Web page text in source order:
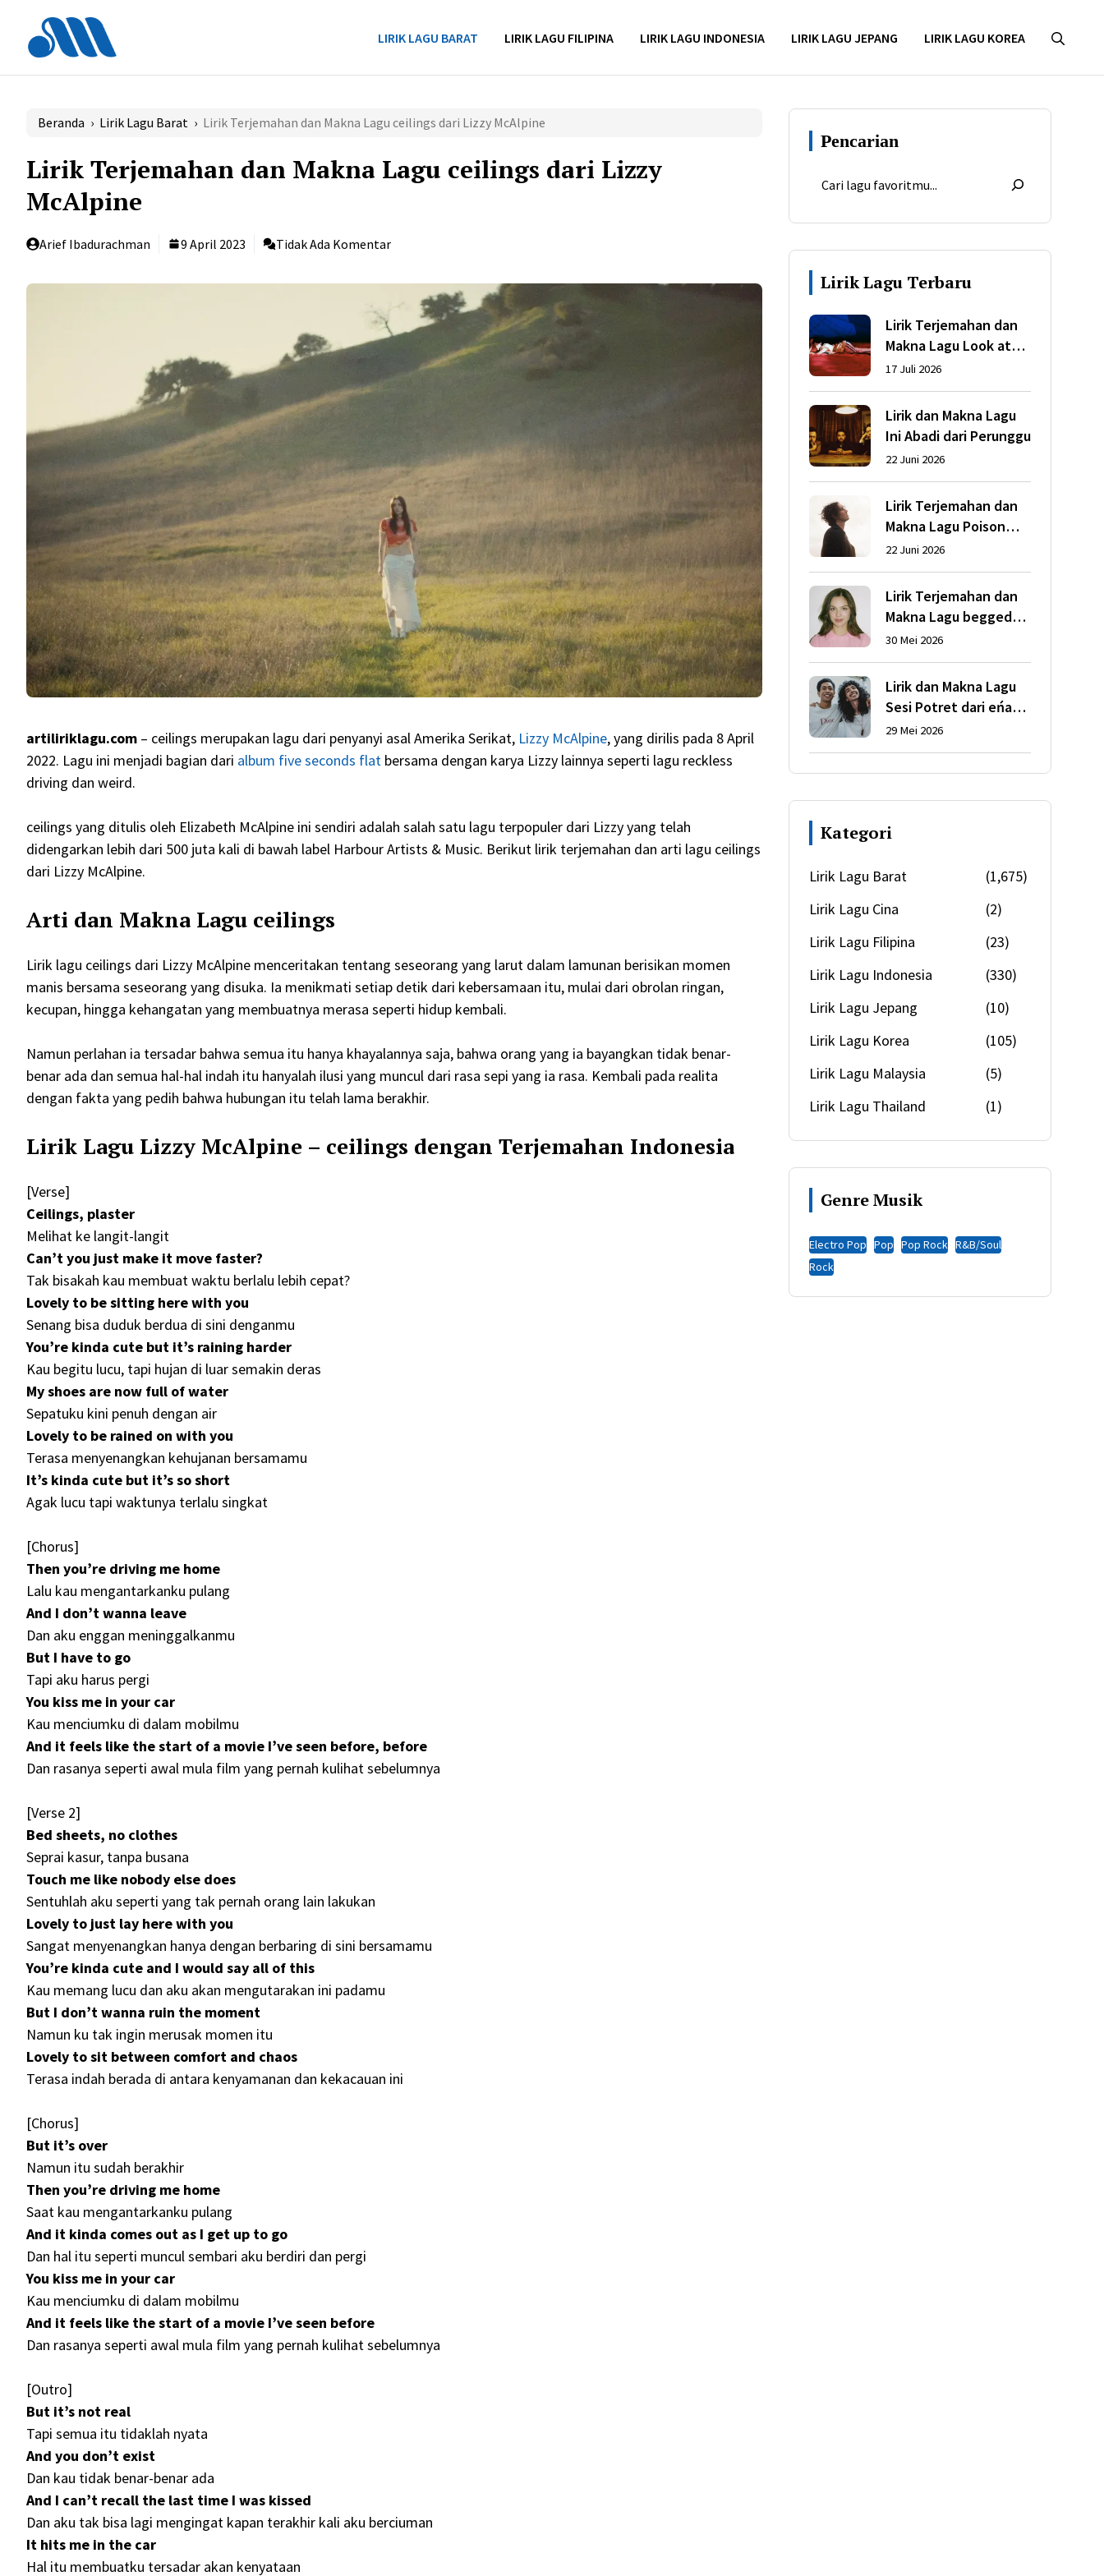
LIRIK LAGU BARAT LIRIK LAGU FILIPINA LIRIK LAGU INDONESIA LIRIK LAGU JEPANG LIRIK LAGU KOREA
Beranda › Lirik Lagu Barat › Lirik Terjemahan dan Makna Lagu ceilings dari Lizzy McAlpine
Lirik Terjemahan dan Makna Lagu ceilings dari Lizzy
McAlpine
Arief Ibadurachman 9 April 2023 Tidak Ada Komentar
artiliriklagu.com – ceilings merupakan lagu dari penyanyi asal Amerika Serikat, Lizzy McAlpine, yang dirilis pada 8 April
2022. Lagu ini menjadi bagian dari album five seconds flat bersama dengan karya Lizzy lainnya seperti lagu reckless
driving dan weird.
ceilings yang ditulis oleh Elizabeth McAlpine ini sendiri adalah salah satu lagu terpopuler dari Lizzy yang telah
didengarkan lebih dari 500 juta kali di bawah label Harbour Artists & Music. Berikut lirik terjemahan dan arti lagu ceilings
dari Lizzy McAlpine.
Arti dan Makna Lagu ceilings
Lirik lagu ceilings dari Lizzy McAlpine menceritakan tentang seseorang yang larut dalam lamunan berisikan momen
manis bersama seseorang yang disuka. Ia menikmati setiap detik dari kebersamaan itu, mulai dari obrolan ringan,
kecupan, hingga kehangatan yang membuatnya merasa seperti hidup kembali.
Namun perlahan ia tersadar bahwa semua itu hanya khayalannya saja, bahwa orang yang ia bayangkan tidak benar-
benar ada dan semua hal-hal indah itu hanyalah ilusi yang muncul dari rasa sepi yang ia rasa. Kembali pada realita
dengan fakta yang pedih bahwa hubungan itu telah lama berakhir.
Lirik Lagu Lizzy McAlpine – ceilings dengan Terjemahan Indonesia
[Verse]
Ceilings, plaster
Melihat ke langit-langit
Can’t you just make it move faster?
Tak bisakah kau membuat waktu berlalu lebih cepat?
Lovely to be sitting here with you
Senang bisa duduk berdua di sini denganmu
You’re kinda cute but it’s raining harder
Kau begitu lucu, tapi hujan di luar semakin deras
My shoes are now full of water
Sepatuku kini penuh dengan air
Lovely to be rained on with you
Terasa menyenangkan kehujanan bersamamu
It’s kinda cute but it’s so short
Agak lucu tapi waktunya terlalu singkat
[Chorus]
Then you’re driving me home
Lalu kau mengantarkanku pulang
And I don’t wanna leave
Dan aku enggan meninggalkanmu
But I have to go
Tapi aku harus pergi
You kiss me in your car
Kau menciumku di dalam mobilmu
And it feels like the start of a movie I’ve seen before, before
Dan rasanya seperti awal mula film yang pernah kulihat sebelumnya
[Verse 2]
Bed sheets, no clothes
Seprai kasur, tanpa busana
Touch me like nobody else does
Sentuhlah aku seperti yang tak pernah orang lain lakukan
Lovely to just lay here with you
Sangat menyenangkan hanya dengan berbaring di sini bersamamu
You’re kinda cute and I would say all of this
Kau memang lucu dan aku akan mengutarakan ini padamu
But I don’t wanna ruin the moment
Namun ku tak ingin merusak momen itu
Lovely to sit between comfort and chaos
Terasa indah berada di antara kenyamanan dan kekacauan ini
[Chorus]
But it’s over
Namun itu sudah berakhir
Then you’re driving me home
Saat kau mengantarkanku pulang
And it kinda comes out as I get up to go
Dan hal itu seperti muncul sembari aku berdiri dan pergi
You kiss me in your car
Kau menciumku di dalam mobilmu
And it feels like the start of a movie I’ve seen before
Dan rasanya seperti awal mula film yang pernah kulihat sebelumnya
[Outro]
But it’s not real
Tapi semua itu tidaklah nyata
And you don’t exist
Dan kau tidak benar-benar ada
And I can’t recall the last time I was kissed
Dan aku tak bisa lagi mengingat kapan terakhir kali aku berciuman
It hits me in the car
Hal itu membuatku tersadar akan kenyataan
Pencarian
Lirik Lagu Terbaru
Lirik Terjemahan dan
Makna Lagu Look at
My Life dari Gracie
Abrams
17 Juli 2026
Lirik dan Makna Lagu
Ini Abadi dari Perunggu
22 Juni 2026
Lirik Terjemahan dan
Makna Lagu Poison
dari Dean Lewis
22 Juni 2026
Lirik Terjemahan dan
Makna Lagu begged
dari Olivia Rodrigo
30 Mei 2026
Lirik dan Makna Lagu
Sesi Potret dari eńau
feat. Ari Lesmana
29 Mei 2026
Kategori
Lirik Lagu Barat
(1,675)
Lirik Lagu Cina
(2)
Lirik Lagu Filipina
(23)
Lirik Lagu Indonesia
(330)
Lirik Lagu Jepang
(10)
Lirik Lagu Korea
(105)
Lirik Lagu Malaysia
(5)
Lirik Lagu Thailand
(1)
Genre Musik
Electro Pop Pop Pop Rock R&B/Soul
Rock